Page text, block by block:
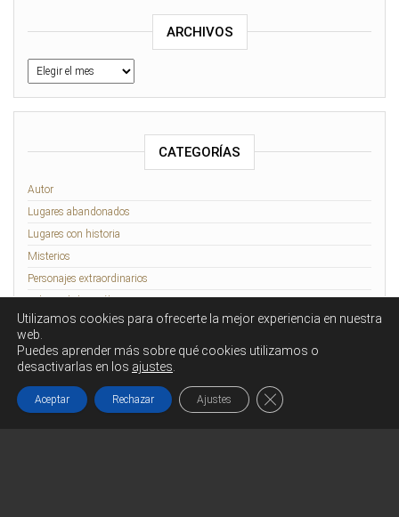
ARCHIVOS
Archivos
CATEGORÍAS
Autor
Lugares abandonados
Lugares con historia
Misterios
Personajes extraordinarios
Relatos de lo Insólito
Rennes-le-Château
Funciona gracias a WordPress | Tema: Head Blog
Utilizamos cookies para ofrecerte la mejor experiencia en nuestra
web.
Puedes aprender más sobre qué cookies utilizamos o
desactivarlas en los ajustes
Aceptar Rechazar Ajustes Cerrar el banner de